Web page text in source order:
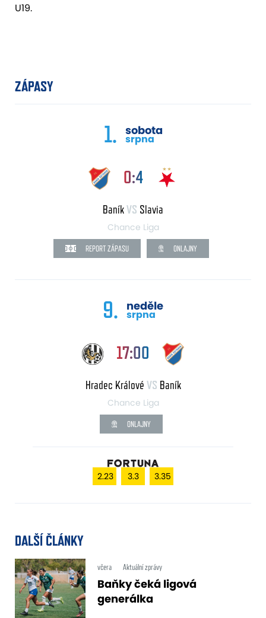
U19.
ZÁPASY
1. sobota
srpna
0:4
BaníkVS Slavia
Chance Liga
REPORT ZÁPASU ONLAJNY
9. neděle
srpna
17:00
Hradec Králové VS Baník
Chance Liga
ONLAJNY
2.23 3.3 3.35
DALŠÍ ČLÁNKY
včera Aktuální zprávy
Baňky čeká ligová
generálka